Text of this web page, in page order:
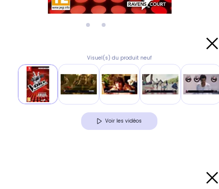
Visuel(s) du produit neuf
Voir les vidéos